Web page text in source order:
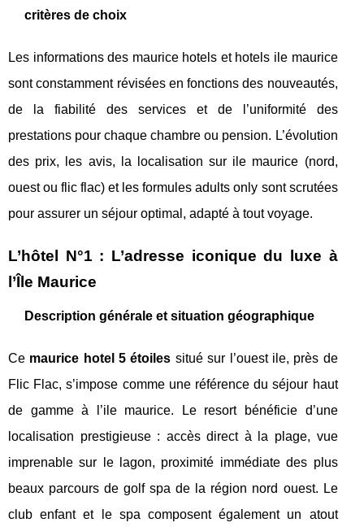
critères de choix
Les informations des maurice hotels et hotels ile maurice
sont constamment révisées en fonctions des nouveautés,
de la fiabilité des services et de l’uniformité des
prestations pour chaque chambre ou pension. L’évolution
des prix, les avis, la localisation sur ile maurice (nord,
ouest ou flic flac) et les formules adults only sont scrutées
pour assurer un séjour optimal, adapté à tout voyage.
L’hôtel N°1 : L’adresse iconique du luxe à
l’Île Maurice
Description générale et situation géographique
Ce maurice hotel 5 étoiles situé sur l’ouest ile, près de
Flic Flac, s’impose comme une référence du séjour haut
de gamme à l’ile maurice. Le resort bénéficie d’une
localisation prestigieuse : accès direct à la plage, vue
imprenable sur le lagon, proximité immédiate des plus
beaux parcours de golf spa de la région nord ouest. Le
club enfant et le spa composent également un atout